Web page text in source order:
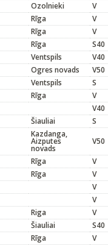
Ozolnieki V
Rīga V
Rīga V
Rīga S40
Ventspils V40
Ogres novads V50
Ventspils S
Rīga V
V40
Šiauliai S
Kazdanga,
Aizputes
novads
V50
Rīga V
Rīga V
V
V
Riga V
Šiauliai S40
Rīga V